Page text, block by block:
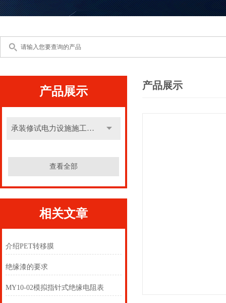
产品展示
承装修试电力设施施工机具
查看全部
相关文章
介绍PET转移膜
绝缘漆的要求
MY10-02模拟指针式绝缘电阻表
产品展示